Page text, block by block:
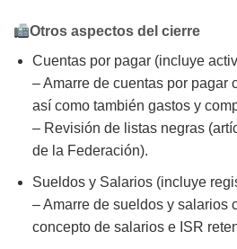
Otros aspectos del cierre
Cuentas por pagar (incluye
– Amarre de cuentas por pagar
así como también gastos y
– Revisión de listas negras
de la Federación).
Sueldos y Salarios (incluye
– Amarre de sueldos y salarios
concepto de salarios e ISR